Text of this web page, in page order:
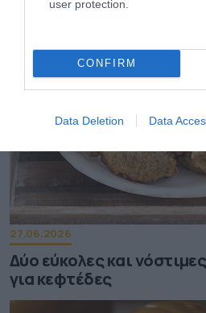
user protection.
CONFIRM
Data Deletion Data
27.06.2026
Δύο εύκολες και
για κεφτέδες